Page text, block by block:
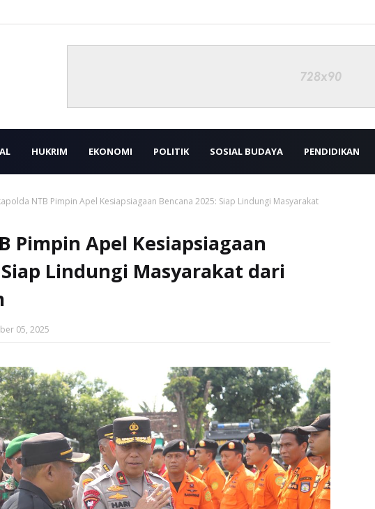
HUKRIM EKONOMI POLITIK SOSIAL BUDAYA PENDIDIKAN
NTB Pimpin Apel Kesiapsiagaan Bencana 2025: Siap Lindungi Masyarakat
Pimpin Apel Kesiapsiagaan
Siap Lindungi Masyarakat dari
05, 2025